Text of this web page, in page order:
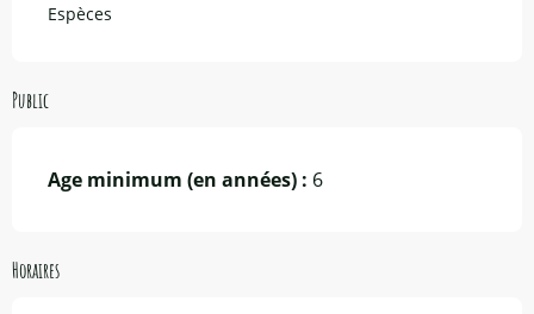
Espèces
Public
Age minimum (en années) : 6
Horaires